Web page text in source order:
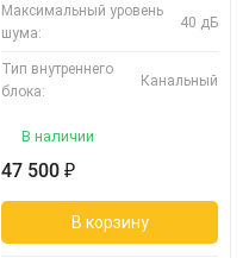
Максимальный уровень
шума:
40 дБ
Тип внутреннего
блока:
Канальный
В наличии
47 500 ₽
В корзину